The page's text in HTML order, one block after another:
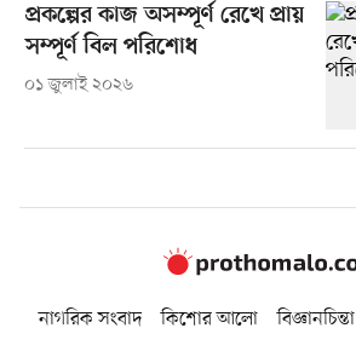
প্রকল্পের কাজ অসম্পূর্ণ রেখে প্রায়
সম্পূর্ণ বিল পরিশোধ
০১ জুলাই ২০২৬
নাগরিক সংবাদ কিশোর আলো বিজ্ঞানচিন্তা